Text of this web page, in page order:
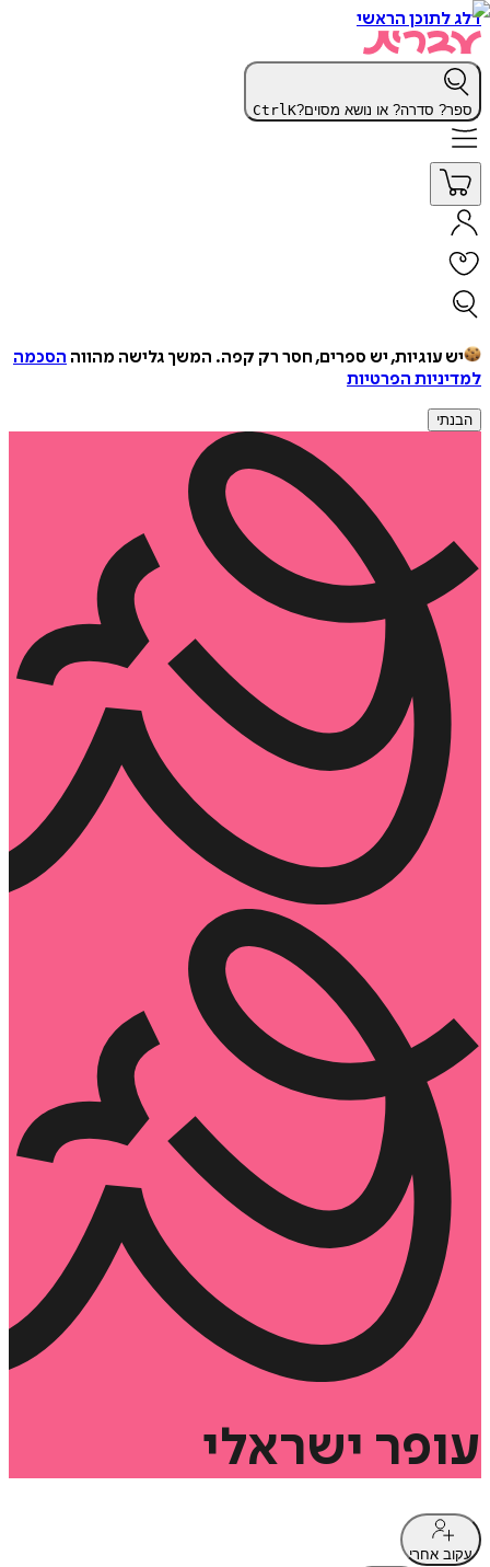
דלג לתוכן הראשי
ספר? סדרה? או נושא מסוים? CtrlK
יש עוגיות, יש ספרים, חסר רק קפה. המשך גלישה מהווה הסכמה
למדיניות הפרטיות
הבנתי
עופר ישראלי
עקוב אחרי